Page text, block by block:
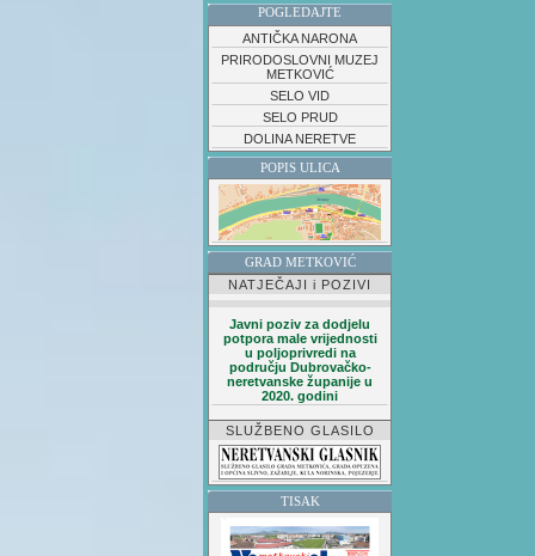
POGLEDAJTE
ANTIČKA NARONA
PRIRODOSLOVNI MUZEJ
METKOVIĆ
SELO VID
SELO PRUD
DOLINA NERETVE
POPIS ULICA
GRAD METKOVIĆ
NATJEČAJI i POZIVI
Javni poziv za dodjelu
potpora male vrijednosti
u poljoprivredi na
području Dubrovačko-
neretvanske županije u
2020. godini
SLUŽBENO GLASILO
TISAK